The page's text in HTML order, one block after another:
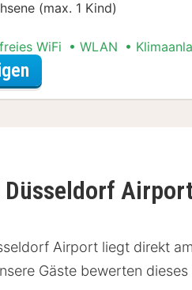
(max. 1 Kind)
WiFi WLAN
Düsseldorf
Airport liegt direkt
Gäste bewerten